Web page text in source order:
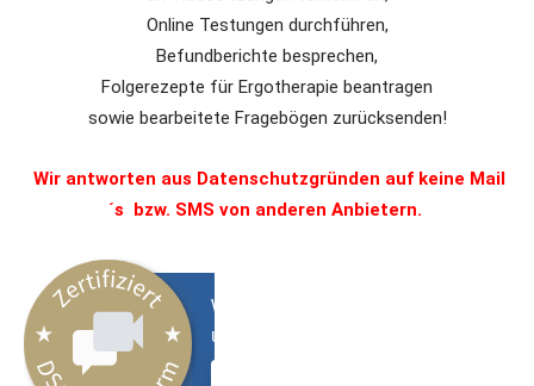
Online Testungen durchführen,
Befundberichte besprechen,
Folgerezepte für Ergotherapie beantragen
sowie bearbeitete Fragebögen zurücksenden!
Wir antworten aus Datenschutzgründen auf keine Mail
´s bzw. SMS von anderen Anbietern.